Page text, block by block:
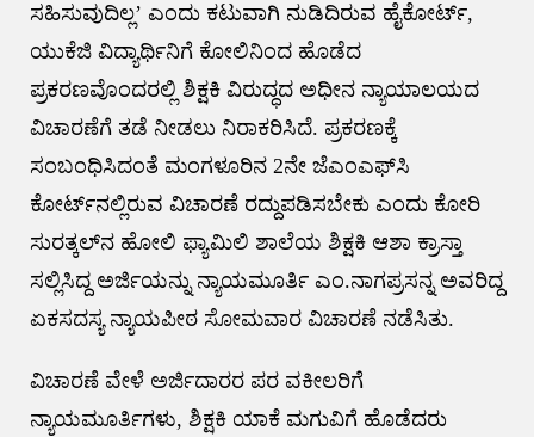
ಸಹಿಸುವುದಿಲ್ಲ’ ಎಂದು ಕಟುವಾಗಿ ನುಡಿದಿರುವ ಹೈಕೋರ್ಟ್,
‌ಯುಕೆಜಿ ವಿದ್ಯಾರ್ಥಿನಿಗೆ‌ ಕೋಲಿನಿಂದ ಹೊಡೆದ
ಪ್ರಕರಣವೊಂದರಲ್ಲಿ ಶಿಕ್ಷಕಿ ವಿರುದ್ಧದ ಅಧೀನ ನ್ಯಾಯಾಲಯದ
ವಿಚಾರಣೆಗೆ ತಡೆ ನೀಡಲು ನಿರಾಕರಿಸಿದೆ. ಪ್ರಕರಣಕ್ಕೆ
ಸಂಬಂಧಿಸಿದಂತೆ ‌ಮಂಗಳೂರಿನ 2ನೇ ಜೆಎಂಎಫ್‌‌ಸಿ
ಕೋರ್ಟ್‌ನಲ್ಲಿರುವ ವಿಚಾರಣೆ ರದ್ದುಪಡಿಸಬೇಕು ಎಂದು ಕೋರಿ
ಸುರತ್ಕಲ್‌ನ ಹೋಲಿ ಫ್ಯಾಮಿಲಿ ಶಾಲೆಯ‌ ಶಿಕ್ಷಕಿ ಆಶಾ ಕ್ರಾಸ್ತಾ
ಸಲ್ಲಿಸಿದ್ದ ಅರ್ಜಿಯನ್ನು ನ್ಯಾಯಮೂರ್ತಿ ಎಂ.ನಾಗಪ್ರಸನ್ನ ಅವರಿದ್ದ
ಏಕಸದಸ್ಯ ನ್ಯಾಯಪೀಠ ಸೋಮವಾರ ವಿಚಾರಣೆ ನಡೆಸಿತು.
ವಿಚಾರಣೆ ವೇಳೆ ಅರ್ಜಿದಾರರ ಪರ ವಕೀಲರಿಗೆ
ನ್ಯಾಯಮೂರ್ತಿಗಳು, ಶಿಕ್ಷಕಿ ಯಾಕೆ ಮಗುವಿಗೆ ಹೊಡೆದರು